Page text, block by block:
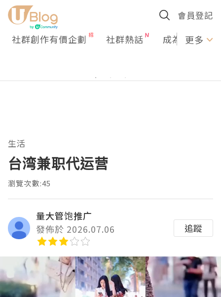
會員登記
社群創作有價企劃 社群熱話 成為U更多
生活
台湾兼职代运营
瀏覽次數:45
量大管饱推广
發佈於 2026.07.06
追蹤